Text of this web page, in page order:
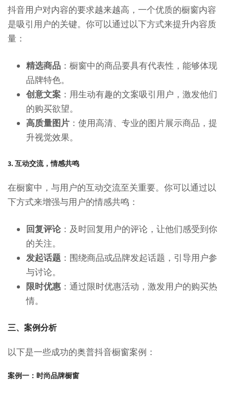
抖音用户对内容的要求越来越高，一个优质的橱窗内容
是吸引用户的关键。你可以通过以下方式来提升内容质
量：
精选商品 ：橱窗中的商品要具有代表性，能够体现
品牌特色。
创意文案 ：用生动有趣的文案吸引用户，激发他们
的购买欲望。
高质量图片 ：使用高清、专业的图片展示商品，提
升视觉效果。
3. 互动交流，情感共鸣
在橱窗中，与用户的互动交流至关重要。你可以通过以
下方式来增强与用户的情感共鸣：
回复评论：及时回复用户的评论，让他们感受到你
的关注。
发起话题 ：围绕商品或品牌发起话题，引导用户参
与讨论。
限时优惠 ：通过限时优惠活动，激发用户的购买热
情。
三、案例分析
以下是一些成功的奥普抖音橱窗案例：
案例一：时尚品牌橱窗